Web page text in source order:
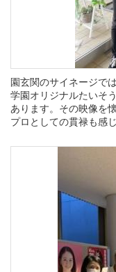
園玄関のサイネージで
学園オリジナルたいそ
あります。その映像を
プロとしての貫禄も感